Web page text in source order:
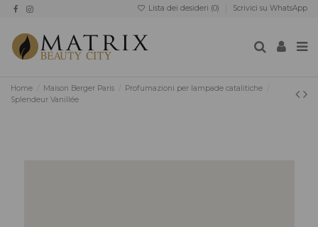
Lista dei desideri (0) Scrivici su WhatsApp
Home Maison Berger Paris
Profumazioni per lampade catalitiche
Splendeur Vanillée